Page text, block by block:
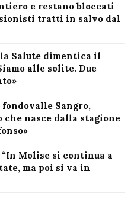
e restano bloccati
tratti in salvo dal
Salute dimentica il
alle solite. Due
Sangro,
che nasce dalla stagione
“In Molise si continua a
ma poi si va in